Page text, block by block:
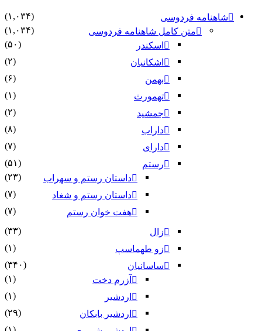
شاهنامه فردوسی
(۱,۰۳۴)
متن کامل شاهنامه فردوسی
(۱,۰۳۴)
اسکندر
(۵۰)
اشکانیان
(۲)
بهمن
(۶)
تهمورث
(۱)
جمشید
(۲)
داراب
(۸)
دارای
(۷)
رستم
(۵۱)
داستان رستم و سهراب
(۲۳)
داستان رستم و شغاد
(۷)
هفت خوان رستم‏
(۷)
زال
(۳۳)
زو طهماسپ‏
(۱)
ساسانیان
(۳۴۰)
آزرم دخت
(۱)
اردشیر
(۱)
اردشیر بابکان
(۲۹)